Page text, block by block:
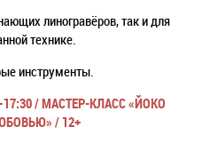
линогравёров, так и для
технике.
инструменты.
/МАСТЕР-КЛАСС «ЙОКО
/ 12+